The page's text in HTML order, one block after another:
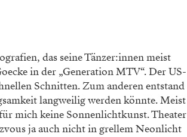
das seine Tänzer:innen meist
in der „Generation MTV“. Der US-
Schnitten. Zum anderen entstand
langweilig werden könnte. Meist
mich keine Sonnenlichtkunst. Theater
ja auch nicht in grellem Neonlicht